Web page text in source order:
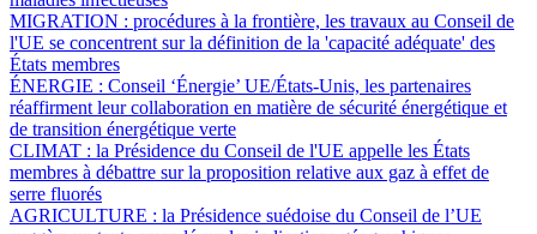
MIGRATION : procédures à la frontière, les travaux au Conseil de
l'UE se concentrent sur la définition de la 'capacité adéquate' des
États membres
ÉNERGIE : Conseil ‘Énergie’ UE/États-Unis, les partenaires
réaffirment leur collaboration en matière de sécurité énergétique et
de transition énergétique verte
CLIMAT : la Présidence du Conseil de l'UE appelle les États
membres à débattre sur la proposition relative aux gaz à effet de
serre fluorés
AGRICULTURE : la Présidence suédoise du Conseil de l’UE